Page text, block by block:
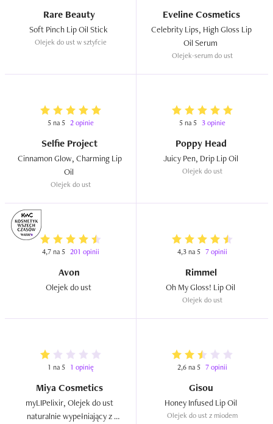
Rare Beauty
Olejek do ust w sztyfcie
Eveline Cosmetics
Celebrity Lips, High Gloss Lip
Olejek-serum do ust
5 na 5 2 opinie
Selfie Project
Cinnamon Glow, Charming Lip
Olejek do ust
5 na 5 3 opinie
Poppy Head
Olejek do ust
4,7 na 5 201 opinii
Avon
4,3 na 5 7 opinii
Rimmel
Olejek do ust
1 na 5 1 opinię
Miya Cosmetics
myLIPelixir, Olejek do ust
naturalnie wypełniający z
2,6 na 5 7 opinii
Gisou
Olejek do ust z miodem